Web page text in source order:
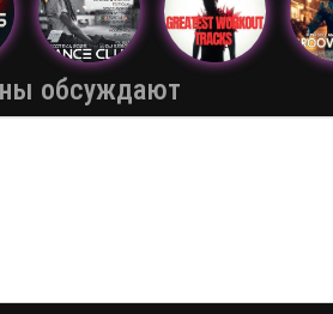
обсуждают